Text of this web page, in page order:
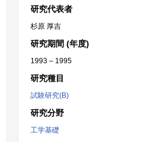
研究代表者
杉原 厚吉
研究期間 (年度)
1993 – 1995
研究種目
試験研究(B)
研究分野
工学基礎